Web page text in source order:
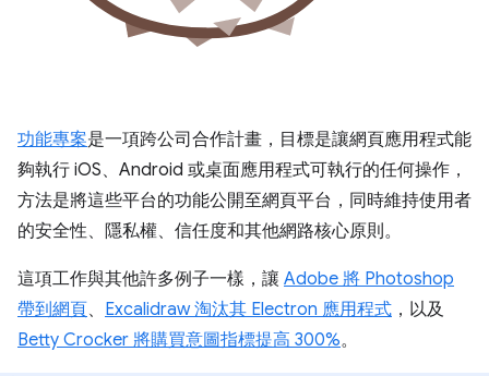
功能專案是一項跨公司合作計畫，目標是讓網頁應用程式能
夠執行 iOS、Android 或桌面應用程式可執行的任何操作，
方法是將這些平台的功能公開至網頁平台，同時維持使用者
的安全性、隱私權、信任度和其他網路核心原則。
這項工作與其他許多例子一樣，讓 Adobe 將 Photoshop
帶到網頁、 Excalidraw 淘汰其 Electron 應用程式 ，以及
Betty Crocker 將購買意圖指標提高 300%。